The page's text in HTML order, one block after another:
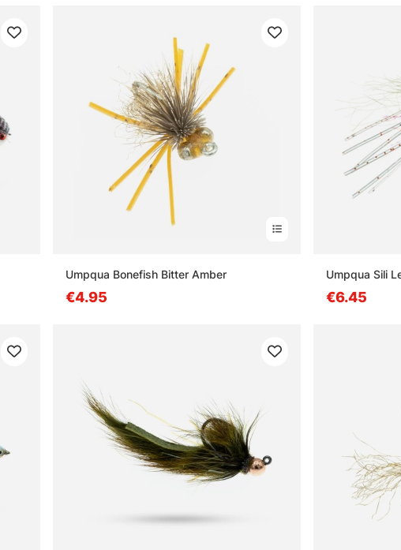
à la mouche ?
Umpqua Bonefish Bitter Amber
€4.95
Umpqua Sili
€6.45